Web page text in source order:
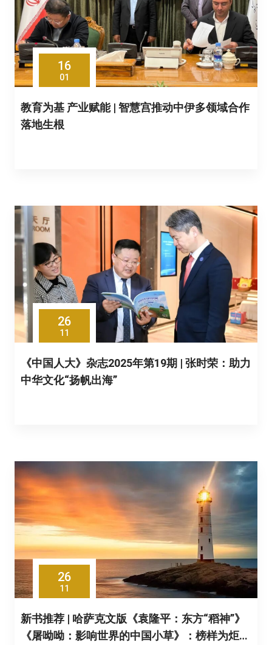
16
01
教育为基 产业赋能 | 智慧宫推动中伊多领域合作
落地生根
26
11
《中国人大》杂志2025年第19期 | 张时荣：助力
中华文化“扬帆出海”
26
11
新书推荐 | 哈萨克文版《袁隆平：东方“稻神”》
《屠呦呦：影响世界的中国小草》：榜样为炬，